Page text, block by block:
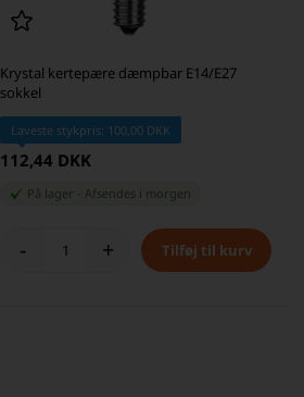
Krystal kertepære dæmpbar E14/E27
sokkel
Laveste stykpris: 100,00 DKK
112,44 DKK
På lager Afsendes i morgen
- +